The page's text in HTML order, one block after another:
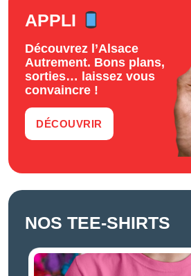
APPLI
Découvrez l’Alsace
Autrement. Bons plans,
sorties… laissez vous
convaincre !
DÉCOUVRIR
NOS TEE-SHIRTS